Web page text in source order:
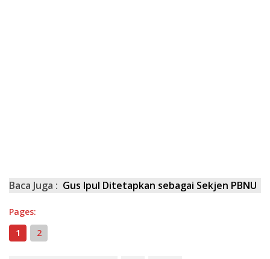
Baca Juga : Gus Ipul Ditetapkan sebagai Sekjen PBNU
Pages:
1
2